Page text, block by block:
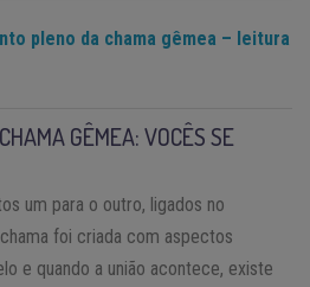
pleno da chama gêmea – leitura
GÊMEA: VOCÊS SE
um para o outro, ligados no
foi criada com aspectos
e quando a união acontece, existe